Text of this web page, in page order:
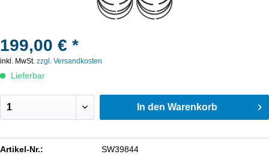
199,00 € *
inkl. MwSt. zzgl. Versandkosten
Lieferbar
In den Warenkorb
Artikel-Nr.: SW39844